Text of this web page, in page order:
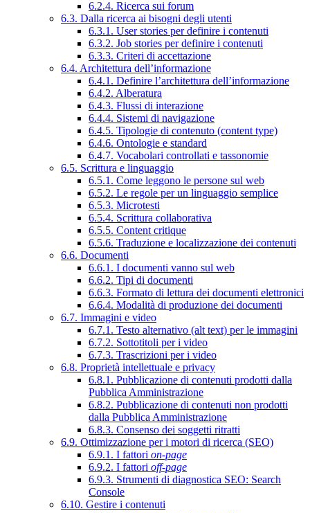
6.2.4. Ricerca sui forum
6.3. Dalla ricerca ai bisogni degli utenti
6.3.1. User stories per definire i contenuti
6.3.2. Job stories per definire i contenuti
6.3.3. Criteri di accettazione
6.4. Architettura dell’informazione
6.4.1. Definire l’architettura dell’informazione
6.4.2. Alberatura
6.4.3. Flussi di interazione
6.4.4. Sistemi di navigazione
6.4.5. Tipologie di contenuto (content type)
6.4.6. Ontologie e standard
6.4.7. Vocabolari controllati e tassonomie
6.5. Scrittura e linguaggio
6.5.1. Come leggono le persone sul web
6.5.2. Le regole per un linguaggio semplice
6.5.3. Microtesti
6.5.4. Scrittura collaborativa
6.5.5. Content critique
6.5.6. Traduzione e localizzazione dei contenuti
6.6. Documenti
6.6.1. I documenti vanno sul web
6.6.2. Tipi di documenti
6.6.3. Formato di lettura dei documenti elettronici
6.6.4. Modalità di produzione dei documenti
6.7. Immagini e video
6.7.1. Testo alternativo (alt text) per le immagini
6.7.2. Sottotitoli per i video
6.7.3. Trascrizioni per i video
6.8. Proprietà intellettuale e privacy
6.8.1. Pubblicazione di contenuti prodotti dalla
Pubblica Amministrazione
6.8.2. Pubblicazione di contenuti non prodotti
dalla Pubblica Amministrazione
6.8.3. Consenso dei soggetti ritratti
6.9. Ottimizzazione per i motori di ricerca (SEO)
6.9.1. I fattori on-page
6.9.2. I fattori off-page
6.9.3. Strumenti di diagnostica SEO: Search
Console
6.10. Gestire i contenuti